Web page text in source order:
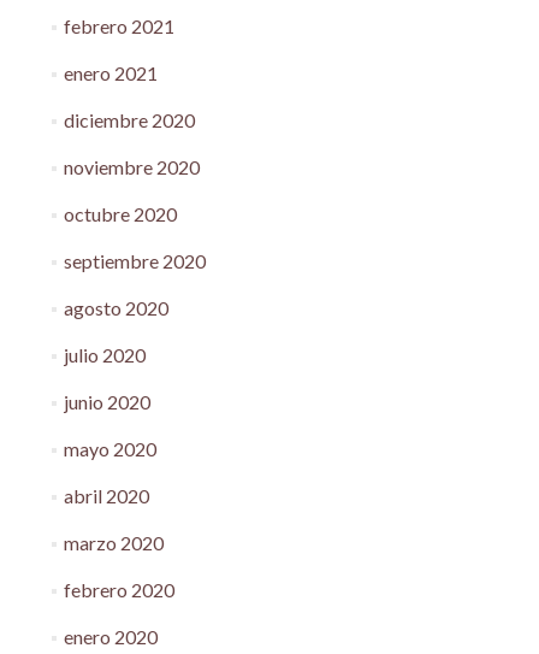
febrero 2021
enero 2021
diciembre 2020
noviembre 2020
octubre 2020
septiembre 2020
agosto 2020
julio 2020
junio 2020
mayo 2020
abril 2020
marzo 2020
febrero 2020
enero 2020